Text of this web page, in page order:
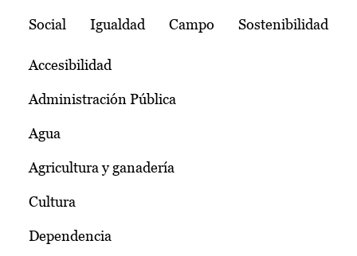
Social Igualdad Campo Sostenibilidad
Accesibilidad
Administración Pública
Agua
Agricultura y ganadería
Cultura
Dependencia